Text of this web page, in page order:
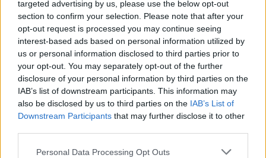
targeted advertising by us, please use the below opt-out
section to confirm your selection. Please note that after your
opt-out request is processed you may continue seeing
interest-based ads based on personal information utilized by
us or personal information disclosed to third parties prior to
your opt-out. You may separately opt-out of the further
disclosure of your personal information by third parties on the
IAB’s list of downstream participants. This information may
also be disclosed by us to third parties on the IAB’s List of
Downstream Participants that may further disclose it to other
Personal Data Processing Opt Outs